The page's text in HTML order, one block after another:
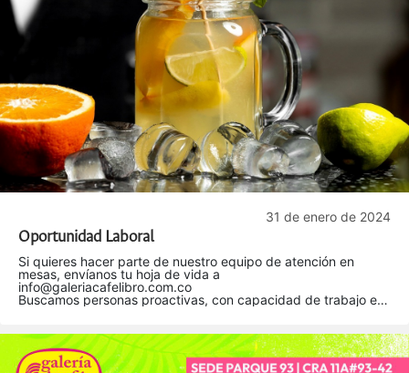
31 de enero de 2024
Oportunidad Laboral
Si quieres hacer parte de nuestro equipo de atención en
mesas, envíanos tu hoja de vida a
info@galeriacafelibro.com.co
Buscamos personas proactivas, con capacidad de trabajo en